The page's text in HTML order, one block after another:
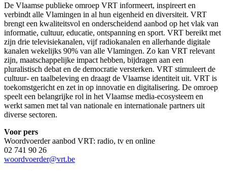
De Vlaamse publieke omroep VRT informeert, inspireert en
verbindt alle Vlamingen in al hun eigenheid en diversiteit. VRT
brengt een kwaliteitsvol en onderscheidend aanbod op het vlak van
informatie, cultuur, educatie, ontspanning en sport. VRT bereikt met
zijn drie televisiekanalen, vijf radiokanalen en allerhande digitale
kanalen wekelijks 90% van alle Vlamingen. Zo kan VRT relevant
zijn, maatschappelijke impact hebben, bijdragen aan een
pluralistisch debat en de democratie versterken. VRT stimuleert de
cultuur- en taalbeleving en draagt de Vlaamse identiteit uit. VRT is
toekomstgericht en zet in op innovatie en digitalisering. De omroep
speelt een belangrijke rol in het Vlaamse media-ecosysteem en
werkt samen met tal van nationale en internationale partners uit
diverse sectoren.
Voor pers
Woordvoerder aanbod VRT: radio, tv en online
02 741 90 26
woordvoerder@vrt.be